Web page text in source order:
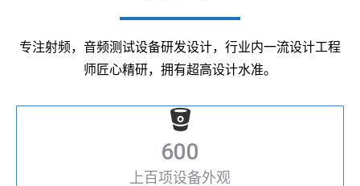
专注射频，音频测试设备研发设计，行业内一流设计工程
师匠心精研，拥有超高设计水准。
600
上百项设备外观